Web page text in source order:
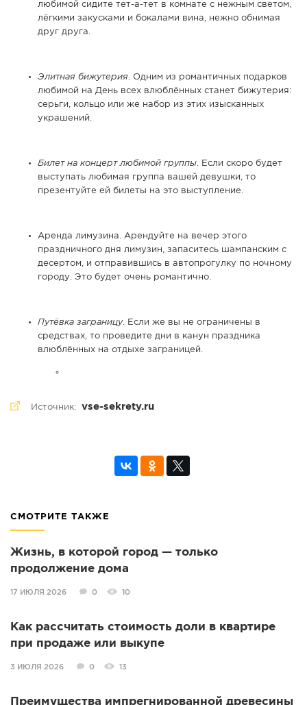
любимой сидите тет-а-тет в комнате с нежным светом,
лёгкими закусками и бокалами вина, нежно обнимая
друг друга.
Элитная бижутерия . Одним из романтичных подарков
любимой на День всех влюблённых станет бижутерия:
серьги, кольцо или же набор из этих изысканных
украшений.
Билет на концерт любимой группы . Если скоро будет
выступать любимая группа вашей девушки, то
презентуйте ей билеты на это выступление.
Аренда лимузина. Арендуйте на вечер этого
праздничного дня лимузин, запаситесь шампанским с
десертом, и отправившись в автопрогулку по ночному
городу. Это будет очень романтично.
Путёвка заграницу. Если же вы не ограничены в
средствах, то проведите дни в канун праздника
влюблённых на отдыхе заграницей.
Источник: vse-sekrety.ru
СМОТРИТЕ ТАКЖЕ
Жизнь, в которой город — только
продолжение дома
17 ИЮЛЯ 2026 0 10
Как рассчитать стоимость доли в квартире
при продаже или выкупе
3 ИЮЛЯ 2026 0 13
Преимущества импрегнированной древесины